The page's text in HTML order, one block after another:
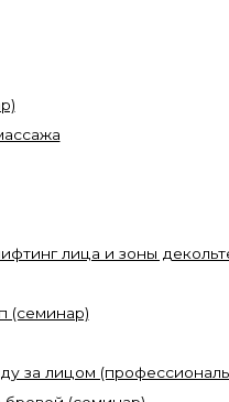
лица и зоны
(семинар)
за лицом